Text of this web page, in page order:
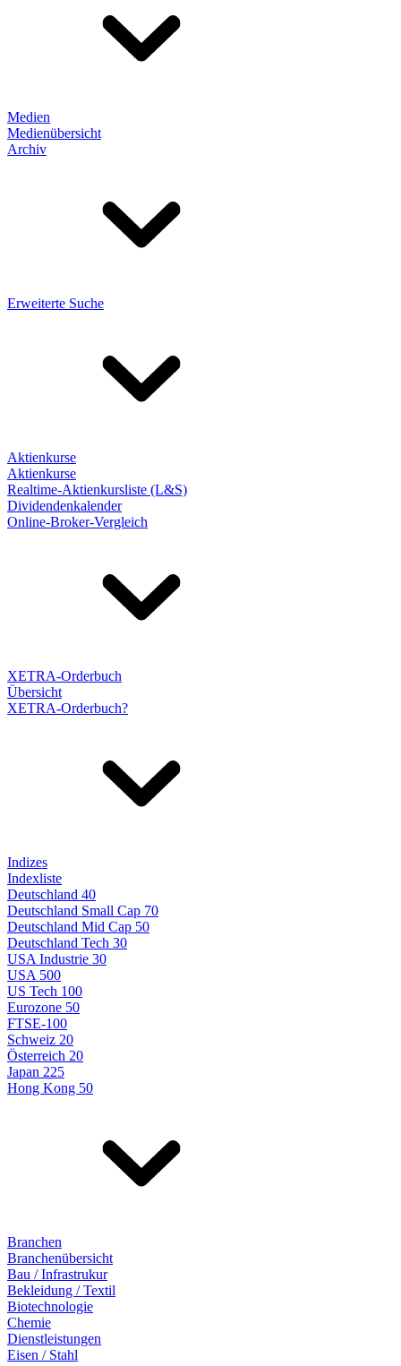
Medien
Medienübersicht
Archiv
Erweiterte Suche
Aktienkurse
Aktienkurse
Realtime-Aktienkursliste (L&S)
Dividendenkalender
Online-Broker-Vergleich
XETRA-Orderbuch
Übersicht
XETRA-Orderbuch?
Indizes
Indexliste
Deutschland 40
Deutschland Small Cap 70
Deutschland Mid Cap 50
Deutschland Tech 30
USA Industrie 30
USA 500
US Tech 100
Eurozone 50
FTSE-100
Schweiz 20
Österreich 20
Japan 225
Hong Kong 50
Branchen
Branchenübersicht
Bau / Infrastrukur
Bekleidung / Textil
Biotechnologie
Chemie
Dienstleistungen
Eisen / Stahl